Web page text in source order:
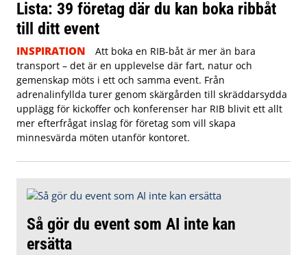
Lista: 39 företag där du kan boka ribbåt
till ditt event
INSPIRATION
Att boka en RIB-båt är mer än bara
transport – det är en upplevelse där fart, natur och
gemenskap möts i ett och samma event. Från
adrenalinfyllda turer genom skärgården till skräddarsydda
upplägg för kickoffer och konferenser har RIB blivit ett allt
mer efterfrågat inslag för företag som vill skapa
minnesvärda möten utanför kontoret.
Så gör du event som AI inte kan
ersätta